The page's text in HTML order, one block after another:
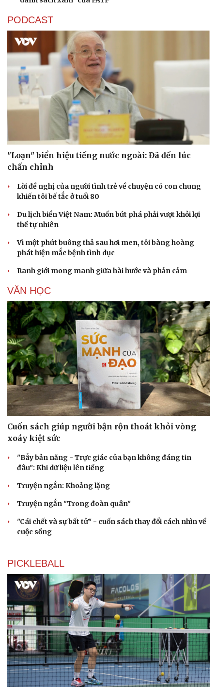
Cải chính
PODCAST
"Loạn" biển hiệu tiếng nước ngoài: Đã đến lúc
chấn chỉnh
Lời đề nghị của người tình trẻ về chuyện có con chung
khiến tôi bế tắc ở tuổi 80
Du lịch biển Việt Nam: Muốn bứt phá phải vượt khỏi lợi
thế tự nhiên
Vì một phút buông thả sau hơi men, tôi bàng hoàng
phát hiện mắc bệnh tình dục
Ranh giới mong manh giữa hài hước và phản cảm
VĂN HỌC
Cuốn sách giúp người bận rộn thoát khỏi vòng
xoáy kiệt sức
"Bẫy bản năng - Trực giác của bạn không đáng tin
đâu": Khi dữ liệu lên tiếng
Truyện ngắn: Khoảng lặng
Truyện ngắn "Trong đoàn quân"
"Cái chết và sự bất tử" - cuốn sách thay đổi cách nhìn về
cuộc sống
PICKLEBALL